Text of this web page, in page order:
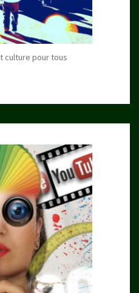
culture pour tous